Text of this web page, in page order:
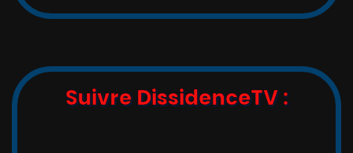
Suivre DissidenceTV :